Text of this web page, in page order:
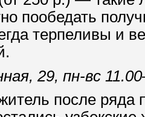
пообедать
терпеливы и
29, пн-вс
после ряда